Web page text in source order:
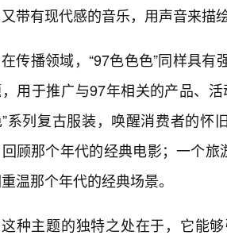
带有现代感的音乐，用声音来描
在传播领域，“97色色色”同样具
用于推广与97年相关的产品、
系列复古服装，唤醒消费者的怀
顾那个年代的经典电影；一个旅
温那个年代的经典场景。
这种主题的独特之处在于，它能